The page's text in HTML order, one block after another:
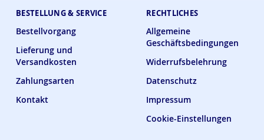
BESTELLUNG & SERVICE
Bestellvorgang
Lieferung und
Versandkosten
Zahlungsarten
Kontakt
RECHTLICHES
Allgemeine
Geschäftsbedingungen
Widerrufsbelehrung
Datenschutz
Impressum
Cookie-Einstellungen